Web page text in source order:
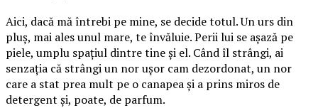
Aici, dacă mă întrebi pe mine, se decide totul. Un urs din
pluș, mai ales unul mare, te învăluie. Perii lui se așază pe
piele, umplu spațiul dintre tine și el. Când îl strângi, ai
senzația că strângi un nor ușor cam dezordonat, un nor
care a stat prea mult pe o canapea și a prins miros de
detergent și, poate, de parfum.